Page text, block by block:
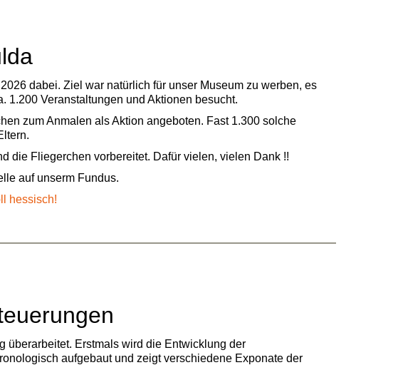
dabei. Ziel war natürlich für unser Museum zu werben, es
1.200 Veranstaltungen und Aktionen besucht.
zum Anmalen als Aktion angeboten. Fast 1.300 solche
die Fliegerchen vorbereitet. Dafür vielen, vielen Dank !!
auf unserm Fundus.
hessisch!
überarbeitet. Erstmals wird die Entwicklung der
aufgebaut und zeigt verschiedene Exponate der